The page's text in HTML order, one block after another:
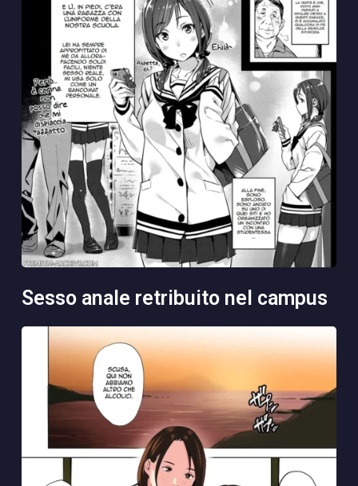
sesso anale retribuito nel campus